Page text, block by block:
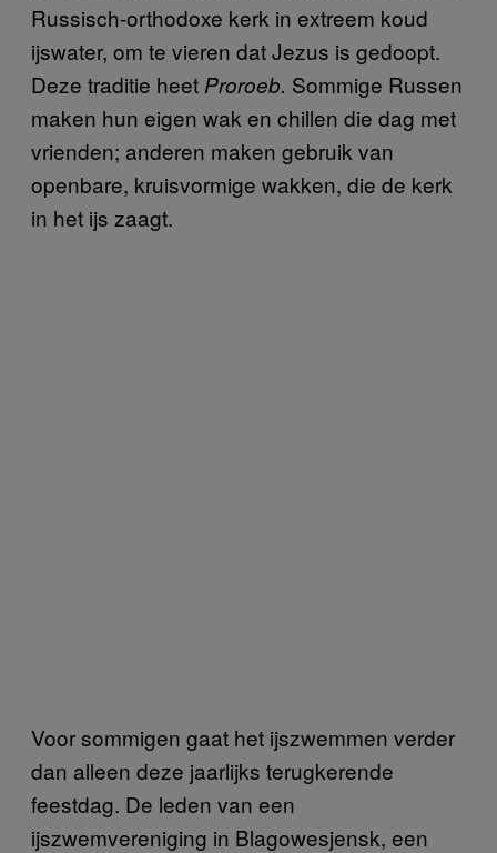
Russisch-orthodoxe kerk in extreem koud
ijswater, om te vieren dat Jezus is gedoopt.
Deze traditie heet Proroeb. Sommige Russen
maken hun eigen wak en chillen die dag met
vrienden; anderen maken gebruik van
openbare, kruisvormige wakken, die de kerk
in het ijs zaagt.
Voor sommigen gaat het ijszwemmen verder
dan alleen deze jaarlijks terugkerende
feestdag. De leden van een
ijszwemvereniging in Blagowesjensk, een